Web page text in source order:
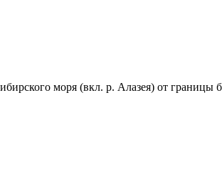
моря (вкл. р. Алазея) от границы